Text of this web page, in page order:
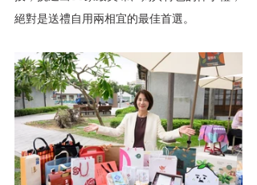
絕對是送禮自用兩相宜的最佳首選。